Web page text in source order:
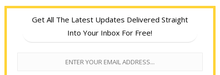
Get All The Latest Updates Delivered Straight
Into Your Inbox For Free!